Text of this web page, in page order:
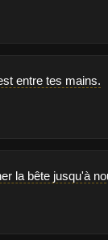
entre tes mains.
la bête jusqu'à